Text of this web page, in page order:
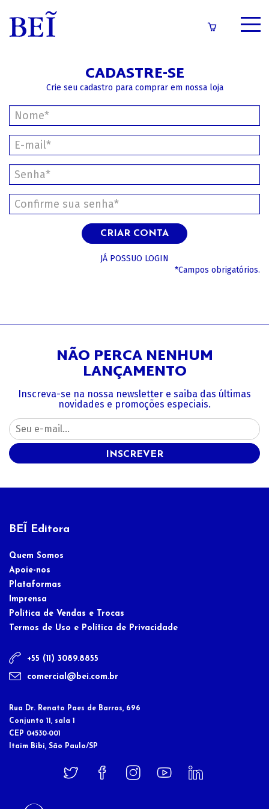
CONTEÚDOS
IMPRENSA
CADASTRE-SE
Crie seu cadastro para comprar em nossa loja
CRIAR CONTA
JÁ POSSUO LOGIN
*Campos obrigatórios.
NÃO PERCA NENHUM
LANÇAMENTO
Inscreva-se na nossa newsletter e saiba das últimas
novidades e promoções especiais.
INSCREVER
BEĨ Editora
Quem Somos
Apoie-nos
Plataformas
Imprensa
Política de Vendas e Trocas
Termos de Uso e Política de Privacidade
+55 (11) 3089.8855
comercial@bei.com.br
Rua Dr. Renato Paes de Barros, 696
Conjunto 11, sala 1
CEP 04530-001
Itaim Bibi, São Paulo/SP